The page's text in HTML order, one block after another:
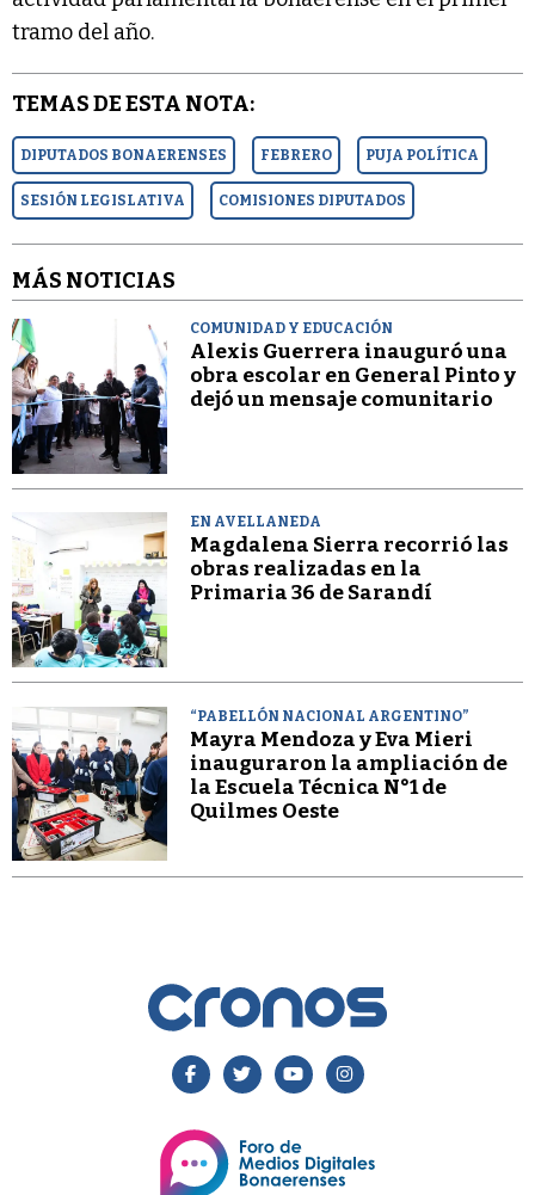
tramo del año.
TEMAS DE ESTA NOTA:
DIPUTADOS BONAERENSES FEBRERO PUJA POLÍTICA
SESIÓN LEGISLATIVA COMISIONES DIPUTADOS
MÁS NOTICIAS
COMUNIDAD Y EDUCACIÓN
Alexis Guerrera inauguró una
obra escolar en General Pinto y
dejó un mensaje comunitario
EN AVELLANEDA
Magdalena Sierra recorrió las
obras realizadas en la
Primaria 36 de Sarandí
“PABELLÓN NACIONAL ARGENTINO”
Mayra Mendoza y Eva Mieri
inauguraron la ampliación de
la Escuela Técnica N°1 de
Quilmes Oeste